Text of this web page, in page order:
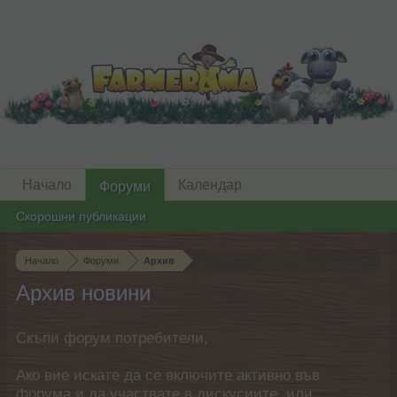
Начало Форуми Архив
Архив новини
Скъпи форум потребители,
Ако вие искате да се включите активно във
Начало Форуми
Скорошни публикации
Календар